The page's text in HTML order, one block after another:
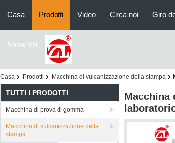
Casa Prodotti Video Circa noi Giro
Show VR
Casa Prodotti Macchina di vulcanizzazione della stampa
TUTTI I PRODOTTI
Macchina di prova di gomma
Macchina di vulcanizzazione della
stampa
Macchina